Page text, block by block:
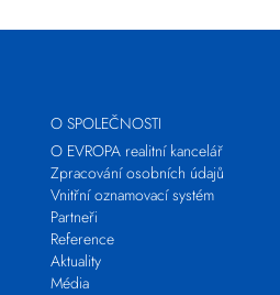
O SPOLEČNOSTI
O EVROPA realitní kancelář
Zpracování osobních údajů
Vnitřní oznamovací systém
Partneři
Reference
Aktuality
Média